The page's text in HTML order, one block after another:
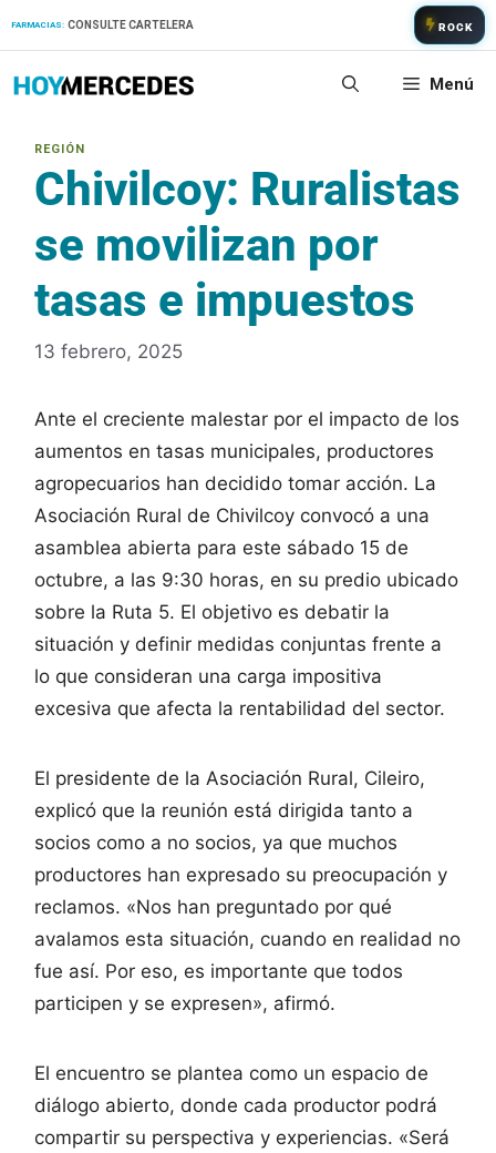
FARMACIAS: CONSULTE CARTELERA ROCK
Menú
Chivilcoy: Ruralistas
se movilizan por
tasas e impuestos
13 febrero, 2025
Ante el creciente malestar por el impacto de los
aumentos en tasas municipales, productores
agropecuarios han decidido tomar acción. La
Asociación Rural de Chivilcoy convocó a una
asamblea abierta para este sábado 15 de
octubre, a las 9:30 horas, en su predio ubicado
sobre la Ruta 5. El objetivo es debatir la
situación y definir medidas conjuntas frente a
lo que consideran una carga impositiva
excesiva que afecta la rentabilidad del sector.
El presidente de la Asociación Rural, Cileiro,
explicó que la reunión está dirigida tanto a
socios como a no socios, ya que muchos
productores han expresado su preocupación y
reclamos. «Nos han preguntado por qué
avalamos esta situación, cuando en realidad no
fue así. Por eso, es importante que todos
participen y se expresen», afirmó.
El encuentro se plantea como un espacio de
diálogo abierto, donde cada productor podrá
compartir su perspectiva y experiencias. «Será